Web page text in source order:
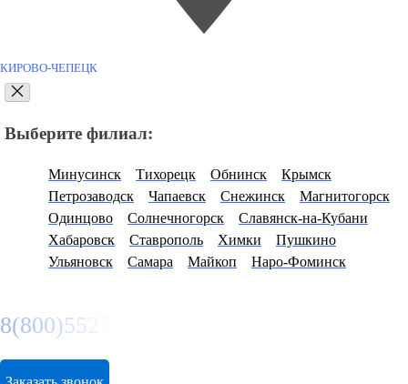
КИРОВО-ЧЕПЕЦК
Выберите филиал:
Минусинск Тихорецк Обнинск
Крымск
Петрозаводск
Чапаевск Снежинск
Магнитогорск
Одинцово
Солнечногорск
Славянск-на-Кубани
Хабаровск
Ставрополь Химки
Пушкино
Ульяновск
Самара Майкоп Наро-Фоминск
8(800)5527584